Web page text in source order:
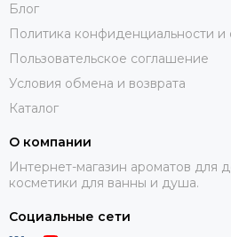
Блог
Политика конфиденциальности и
Пользовательское соглашение
Условия обмена и возврата
Каталог
О компании
Интернет-магазин ароматов для
косметики для ванны и душа.
Социальные сети